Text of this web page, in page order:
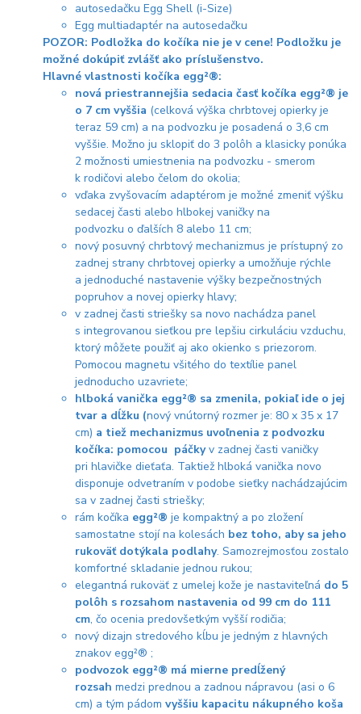
autosedačku Egg Shell (i-Size)
Egg multiadaptér na autosedačku
POZOR: Podložka do kočíka nie je v cene! Podložku je
možné dokúpiť zvlášť ako príslušenstvo.
Hlavné vlastnosti kočíka egg²®:
nová priestrannejšia sedacia časť kočíka egg²® je
o 7 cm vyššia (celková výška chrbtovej opierky je
teraz 59 cm) a na podvozku je posadená o 3,6 cm
vyššie. Možno ju sklopiť do 3 polôh a klasicky ponúka
2 možnosti umiestnenia na podvozku - smerom
k rodičovi alebo čelom do okolia;
vďaka zvyšovacím adaptérom je možné zmeniť výšku
sedacej časti alebo hlbokej vaničky na
podvozku o ďalších 8 alebo 11 cm;
nový posuvný chrbtový mechanizmus je prístupný zo
zadnej strany chrbtovej opierky a umožňuje rýchle
a jednoduché nastavenie výšky bezpečnostných
popruhov a novej opierky hlavy;
v zadnej časti striešky sa novo nachádza panel
s integrovanou sieťkou pre lepšiu cirkuláciu vzduchu,
ktorý môžete použiť aj ako okienko s priezorom.
Pomocou magnetu všitého do textílie panel
jednoducho uzavriete;
hlboká vanička egg²® sa zmenila, pokiaľ ide o jej
tvar a dĺžku (nový vnútorný rozmer je: 80 x 35 x 17
cm) a tiež mechanizmus uvoľnenia z podvozku
kočíka: pomocou páčkyv zadnej časti vaničky
pri hlavičke dieťaťa. Taktiež hlboká vanička novo
disponuje odvetraním v podobe sieťky nachádzajúcim
sa v zadnej časti striešky;
rám kočíka egg²® je kompaktný a po zložení
samostatne stojí na kolesách bez toho, aby sa jeho
rukoväť dotýkala podlahy. Samozrejmosťou zostalo
komfortné skladanie jednou rukou;
elegantná rukoväť z umelej kože je nastaviteľná do 5
polôh s rozsahom nastavenia od 99 cm do 111
cm, čo ocenia predovšetkým vyšší rodičia;
nový dizajn stredového kĺbu je jedným z hlavných
znakov egg²® ;
podvozok egg²® má mierne predĺžený
rozsahmedzi prednou a zadnou nápravou (asi o 6
cm) a tým pádomvyššiu kapacitu nákupného koša